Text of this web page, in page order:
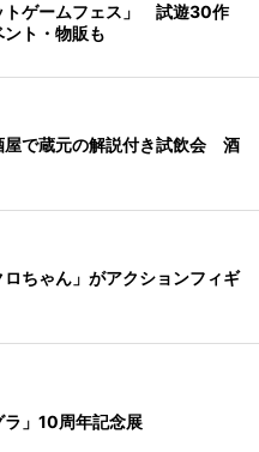
トゲームフェス」 試遊30作
ト・物販も
屋で蔵元の解説付き試飲会 酒
ちゃん」がアクションフィギ
」10周年記念展